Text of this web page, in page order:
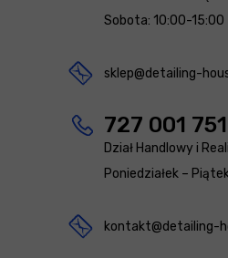
Sobota: 10:00-15:00
sklep@detailing-
727 001 751
Dział Handlowy i
Poniedziałek –
kontakt@detailing-